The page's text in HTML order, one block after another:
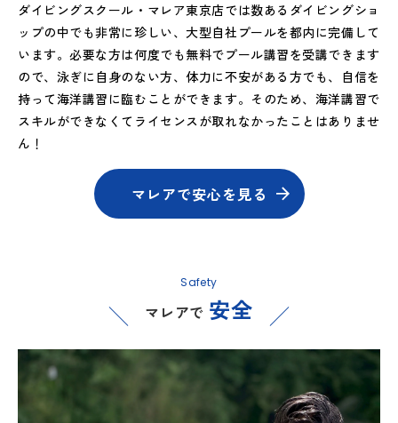
ダイビングスクール・マレア東京店では数あるダイビングショ
ップの中でも非常に珍しい、大型自社プールを都内に完備して
います。必要な方は何度でも無料でプール講習を受講できます
ので、泳ぎに自身のない方、体力に不安がある方でも、自信を
持って海洋講習に臨むことができます。そのため、海洋講習で
スキルができなくてライセンスが取れなかったことはありませ
ん！
マレアで安心を見る
Safety
マレアで 安全